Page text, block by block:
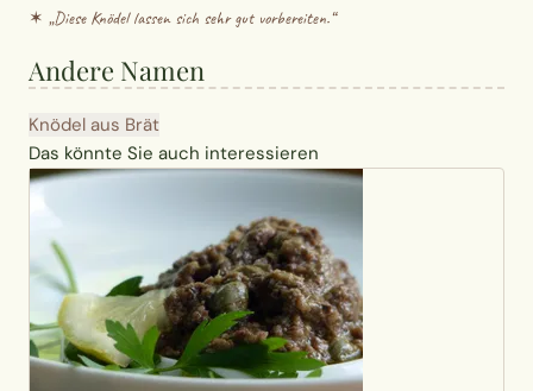
✶ „Diese Knödel lassen sich sehr gut vorbereiten.“
Andere Namen
Knödel aus Brät
Das könnte Sie auch interessieren